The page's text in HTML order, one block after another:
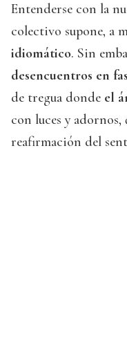
Entenderse con la
colectivo supone, a
idiomático. Sin
desencuentros en
de tregua donde el
con luces y
reafirmación del